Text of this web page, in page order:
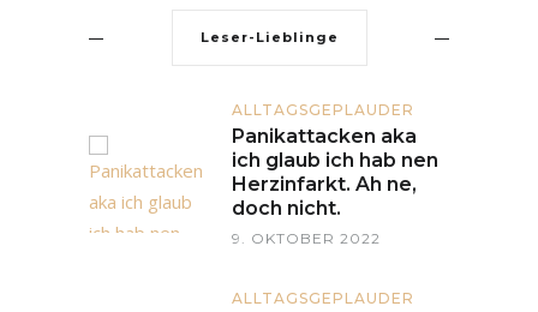
Leser-Lieblinge
ALLTAGSGEPLAUDER
Panikattacken aka
ich glaub ich hab nen
Herzinfarkt. Ah ne,
doch nicht.
9. OKTOBER 2022
ALLTAGSGEPLAUDER